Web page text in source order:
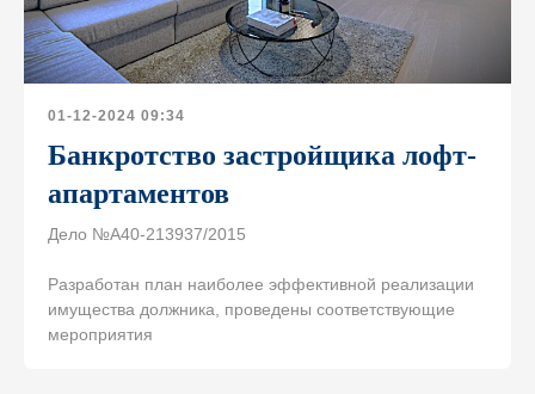
01-12-2024 09:34
Банкротство застройщика лофт-
апартаментов
Дело №А40-213937/2015
Разработан план наиболее эффективной реализации
имущества должника, проведены соответствующие
мероприятия
Карта сайта
Разработка сайта